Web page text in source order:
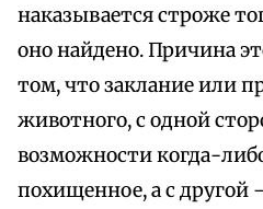
наказывается строже
оно найдено. Причина
том, что заклание или
животного, с одной
возможности когда-
похищенное, а с другой